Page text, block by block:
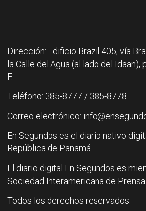
Dirección: Edificio Brazil 405, vía
la Calle del Agua (al lado del Idaan),
F.
Teléfono: 385-8777 / 385-8778
Correo electrónico:
En Segundos es el diario nativo
República de Panamá.
El diario digital En Segundos es
Sociedad Interamericana de Prensa
Todos los derechos reservados.